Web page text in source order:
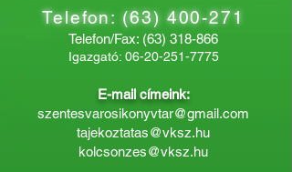
Telefon:(63) 400-271
Telefon/Fax: (63) 318-866
Igazgató: 06-20-251-7775
E-mail címeink:
szentesvarosikonyvtar@gmail.com
tajekoztatas@vksz.hu
kolcsonzes@vksz.hu